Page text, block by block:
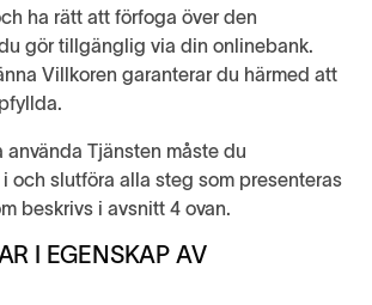
ha rätt att förfoga över den
gör tillgänglig via din onlinebank.
Villkoren garanterar du härmed att
använda Tjänsten måste du
och slutföra alla steg som presenteras
beskrivs i avsnitt 4 ovan.
I EGENSKAP AV